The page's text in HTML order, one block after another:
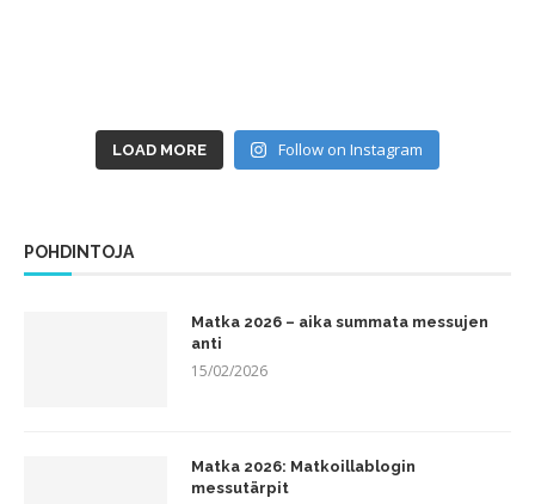
LOAD MORE Follow on Instagram
POHDINTOJA
Matka 2026 – aika summata messujen
anti
15/02/2026
Matka 2026: Matkoillablogin
messutärpit